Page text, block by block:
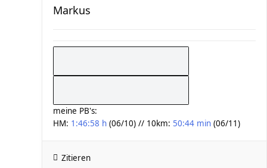
Markus
meine PB's:
HM: 1:46:58 h (06/10) // 10km: 50:44 min (06/11)
Zitieren